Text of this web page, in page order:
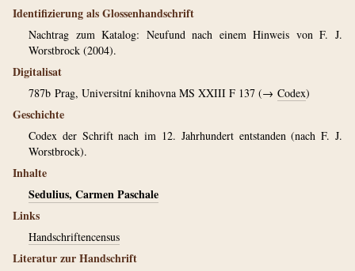
Identifizierung als Glossenhandschrift
Nachtrag zum Katalog: Neufund nach einem Hinweis von F. J.
Worstbrock (2004).
Digitalisat
787b Prag, Universitní knihovna MS XXIII F 137 (→ Codex)
Geschichte
Codex der Schrift nach im 12. Jahrhundert entstanden (nach F. J.
Worstbrock).
Inhalte
Sedulius, Carmen Paschale
Links
Handschriftencensus
Literatur zur Handschrift